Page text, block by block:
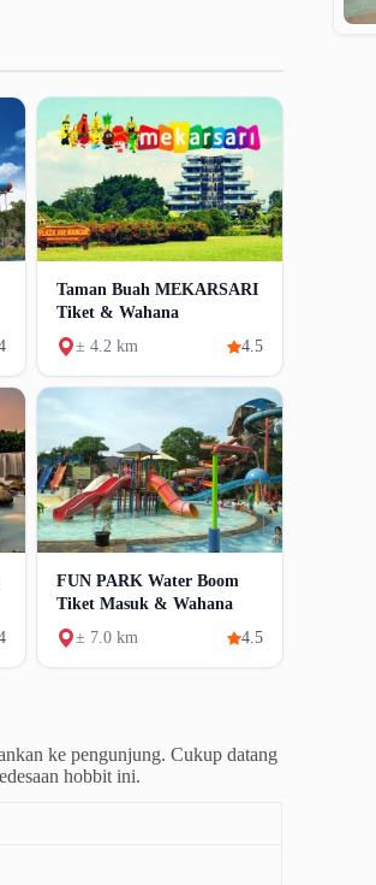
Taman Buah MEKARSARI
Tiket & Wahana
± 4.2 km
4.5
FUN PARK Water Boom
Tiket Masuk & Wahana
± 7.0 km
4.5
ke pengunjung. Cukup datang
hobbit ini.